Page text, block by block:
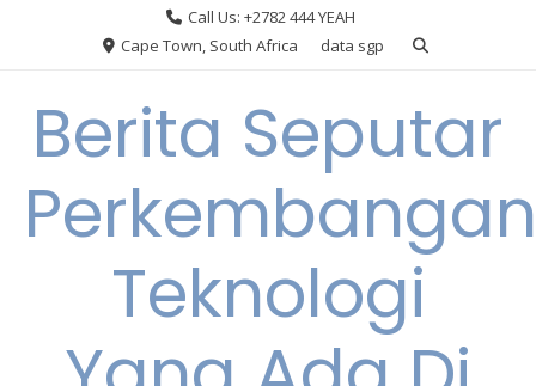
Call Us: +2782 444 YEAH
Cape Town, South Africa
data sgp
Berita Seputar
Perkembangan
Teknologi